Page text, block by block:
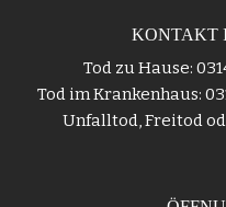
KONTAKT
Tod zu Hause:
Tod im Krankenhaus:
Unfalltod, Freitod